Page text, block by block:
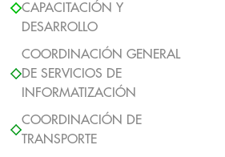
CAPACITACIÓN Y
DESARROLLO
COORDINACIÓN GENERAL
DE SERVICIOS DE
INFORMATIZACIÓN
COORDINACIÓN DE
TRANSPORTE